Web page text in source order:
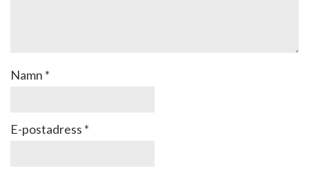
Namn *
E-postadress *